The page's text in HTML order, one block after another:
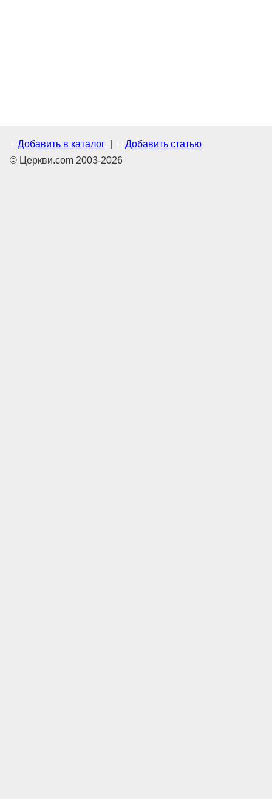
Добавить в каталог
Добавить статью
© Церкви.com 2003-2026